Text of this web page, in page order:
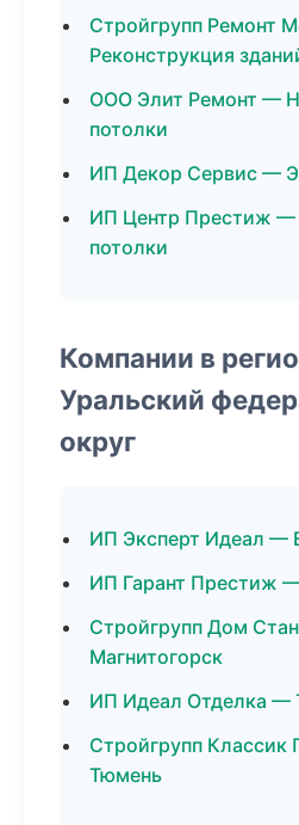
Стройгрупп Ремонт
Реконструкция
ООО Элит Ремонт —
потолки
ИП Декор Сервис —
ИП Центр Престиж
потолки
Компании в
Уральский
округ
ИП Эксперт Идеал —
ИП Гарант Престиж
Стройгрупп Дом
Магнитогорск
ИП Идеал Отделка —
Стройгрупп
Тюмень